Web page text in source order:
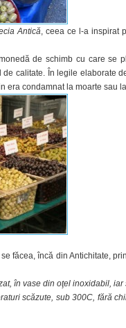
Antică, ceea ce l-a inspirat
de schimb cu care se
calitate. În legile elaborate
era condamnat la moarte sau
făcea, încă din Antichitate,
în vase din oţel inoxidabil,
scăzute, sub 300C, fără